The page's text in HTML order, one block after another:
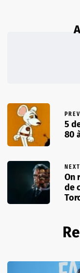
5
80
NEXT
On
de